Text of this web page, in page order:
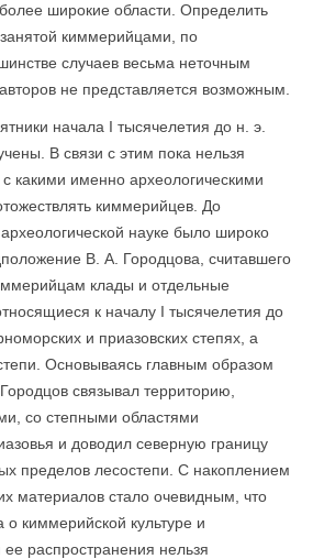
широкие области. Определить
киммерийцами, по
случаев весьма неточным
не представляется возможным.
начала I тысячелетия до н. э.
В связи с этим пока нельзя
какими именно археологическими
киммерийцев. До
науке было широко
В. А. Городцова, считавшего
клады и отдельные
к началу I тысячелетия до
и приазовских степях, а
Основываясь главным образом
связывал территорию,
со степными областями
и доводил северную границу
пределов лесостепи. С накоплением
материалов стало очевидным, что
о киммерийской культуре и
распространения нельзя